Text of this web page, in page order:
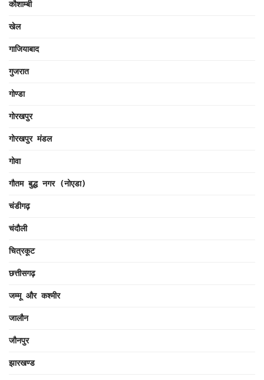
कौशाम्बी
खेल
गाजियाबाद
गुजरात
गोण्डा
गोरखपुर
गोरखपुर मंडल
गोवा
गौतम बुद्ध नगर (नोएडा)
चंडीगढ़
चंदौली
चित्रकूट
छत्तीसगढ़
जम्मू और कश्मीर
जालौन
जौनपुर
झारखण्ड